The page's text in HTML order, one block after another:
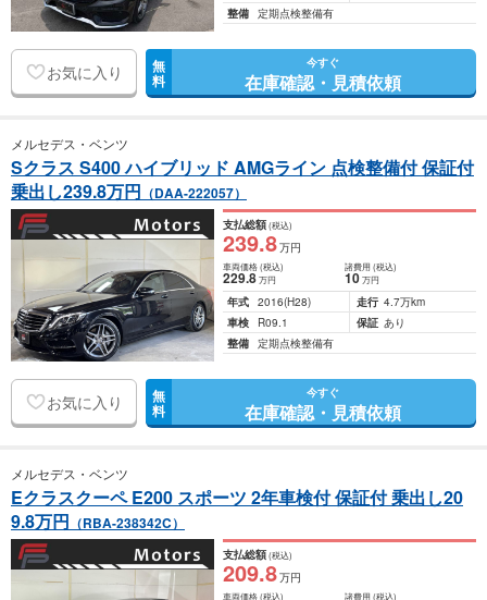
整備 定期点検整備有
お気に入り 無
料
今すぐ
在庫確認・見積依頼
メルセデス・ベンツ
Sクラス S400 ハイブリッド AMGライン 点検整備付 保証付
乗出し239.8万円 （DAA-222057）
支払総額(税込)
239.8万円
車両価格(税込)
229.8万円
諸費用 (税込)
10 万円
年式 2016(H28) 走行 4.7万km
車検
R09.1 保証 あり
整備 定期点検整備有
お気に入り 無
料
今すぐ
在庫確認・見積依頼
メルセデス・ベンツ
Eクラスクーペ E200 スポーツ 2年車検付 保証付 乗出し20
9.8万円 （RBA-238342C）
支払総額(税込)
209.8万円
車両価格(税込) 諸費用 (税込)